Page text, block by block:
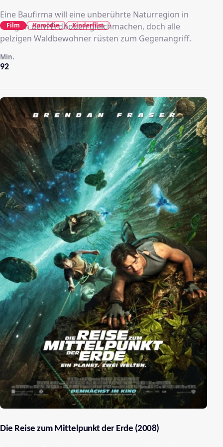
Eine Baufirma will eine unberührte Naturregion in
Oregon dem Erdboden gleichmachen, doch alle
pelzigen Waldbewohner rüsten zum Gegenangriff.
92
Min.
Film Komödie Kinderfilm
Die Reise zum Mittelpunkt der Erde (2008)